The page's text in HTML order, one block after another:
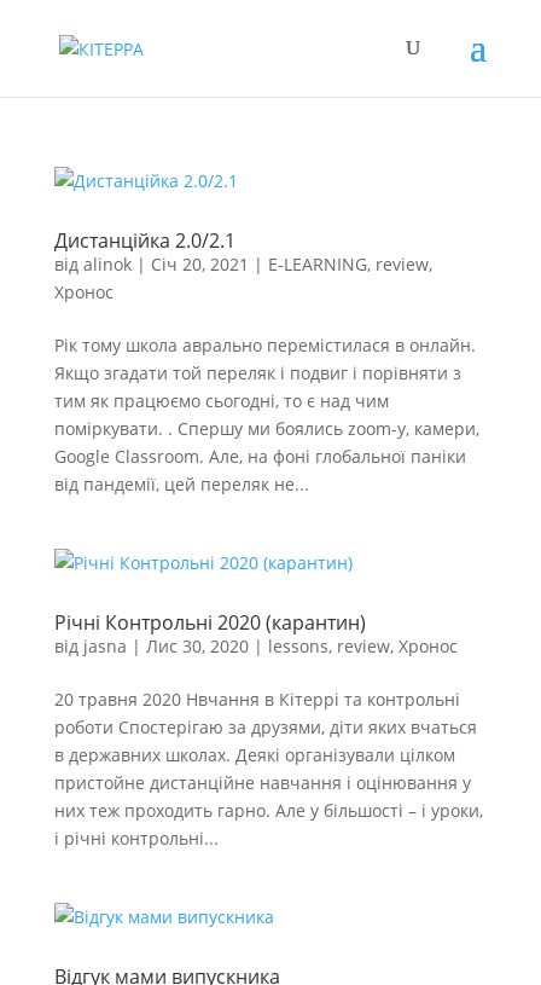
Дистанційка 2.0/2.1
від alinok| Січ 20, 2021 | E-LEARNING, review,
Хронос
Рік тому школа аврально перемістилася в онлайн.
Якщо згадати той переляк і подвиг і порівняти з
тим як працюємо сьогодні, то є над чим
поміркувати. . Спершу ми боялись zoom-у, камери,
Google Classroom. Але, на фоні глобальної паніки
від пандемії, цей переляк не...
Річні Контрольні 2020 (карантин)
від jasna | Лис 30, 2020| lessons, review, Хронос
20 травня 2020 Нвчання в Кітеррі та контрольні
роботи Спостерігаю за друзями, діти яких вчаться
в державних школах. Деякі організували цілком
пристойне дистанційне навчання і оцінювання у
них теж проходить гарно. Але у більшості – і уроки,
і річні контрольні...
Відгук мами випускника